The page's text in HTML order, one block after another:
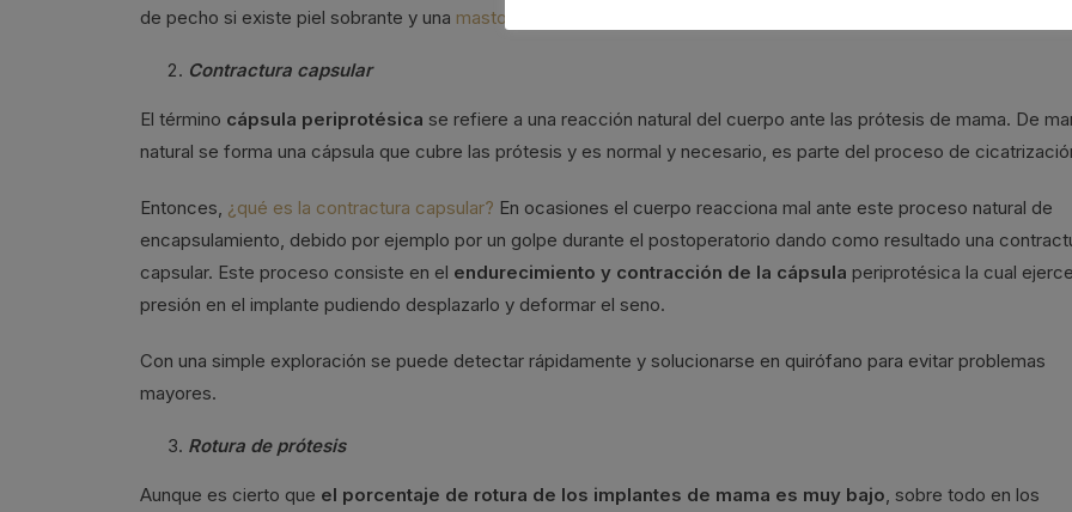
de pecho si existe piel sobrante y una mastopexia
Contractura capsular
El término cápsula periprotésica se refiere a una reacción natural del cuerpo ante las prótesis de mama. De
natural se forma una cápsula que cubre las prótesis y es normal y necesario, es parte del proceso de
Entonces, ¿qué es la contractura capsular? En ocasiones el cuerpo reacciona mal ante este proceso natural de
encapsulamiento, debido por ejemplo por un golpe durante el postoperatorio dando como resultado una
capsular. Este proceso consiste en el endurecimiento y contracción de la cápsula periprotésica la cual ejerce
presión en el implante pudiendo desplazarlo y deformar el seno.
Con una simple exploración se puede detectar rápidamente y solucionarse en quirófano para evitar problemas
mayores.
Rotura de prótesis
Aunque es cierto que el porcentaje de rotura de los implantes de mama es muy bajo, sobre todo en los